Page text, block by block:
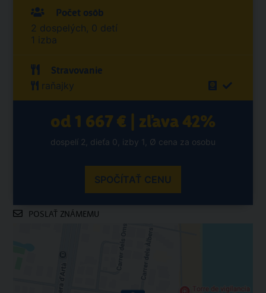
Počet osôb
2 dospelých, 0 detí
1 izba
Stravovanie
raňajky
od 1 667 € | zľava 42%
dospelí 2, dieťa 0, izby 1, Ø cena za osobu
SPOČÍTAŤ CENU
POSLAŤ ZNÁMEMU